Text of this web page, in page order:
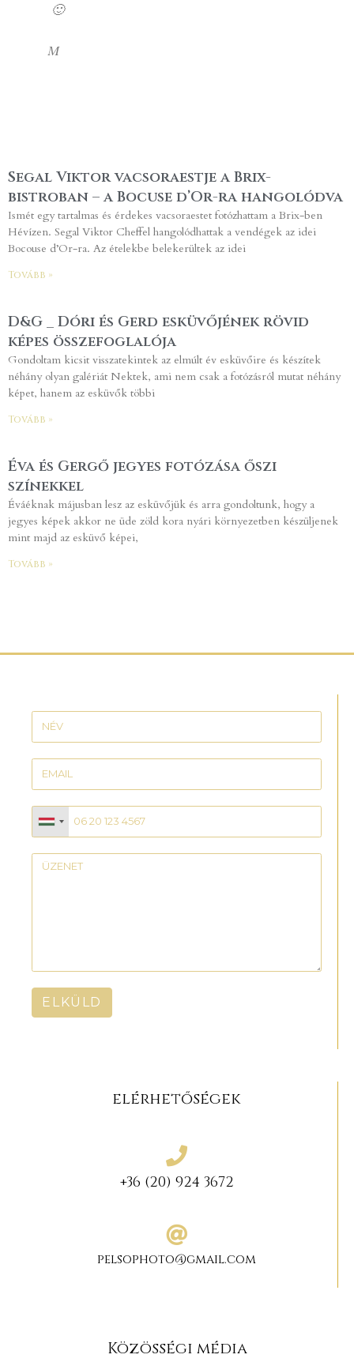
🙂
M
Segal Viktor vacsoraestje a Brix-
bistroban – a Bocuse d’Or-ra hangolódva
Ismét egy tartalmas és érdekes vacsoraestet fotózhattam a Brix-ben
Hévízen. Segal Viktor Cheffel hangolódhattak a vendégek az idei
Bocouse d’Or-ra. Az ételekbe belekerültek az idei
Tovább »
D&G _ Dóri és Gerd esküvőjének rövid
képes összefoglalója
Gondoltam kicsit visszatekintek az elmúlt év esküvőire és készítek
néhány olyan galériát Nektek, ami nem csak a fotózásról mutat néhány
képet, hanem az esküvők többi
Tovább »
Éva és Gergő jegyes fotózása őszi
színekkel
Éváéknak májusban lesz az esküvőjük és arra gondoltunk, hogy a
jegyes képek akkor ne üde zöld kora nyári környezetben készüljenek
mint majd az esküvő képei,
Tovább »
ELKÜLD
elérhetőségek
+36 (20) 924 3672
pelsophoto@gmail.com
Közösségi média